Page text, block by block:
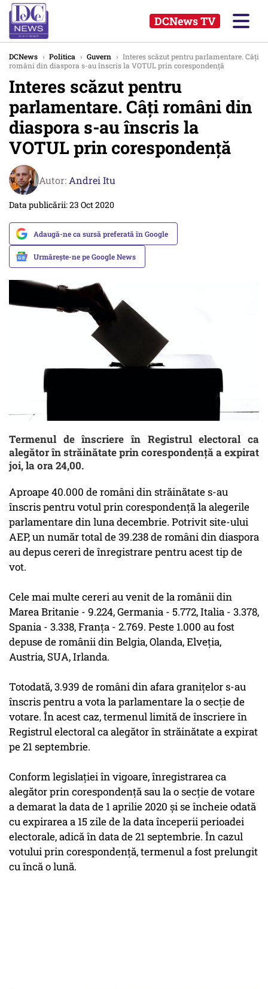
DCNews TV
DCNews › Politica › Guvern › Interes scăzut pentru parlamentare. Câți
români din diaspora s-au înscris la VOTUL prin corespondență
Interes scăzut pentru
parlamentare. Câți români din
diaspora s-au înscris la
VOTUL prin corespondență
Autor: Andrei Itu
Data publicării: 23 Oct 2020
Adaugă-ne ca sursă preferată în Google
Urmărește-ne pe Google News
Termenul de înscriere în Registrul electoral ca
alegător în străinătate prin corespondenţă a expirat
joi, la ora 24,00.
Aproape 40.000 de români din străinătate s-au
înscris pentru votul prin corespondenţă la alegerile
parlamentare din luna decembrie. Potrivit site-ului
AEP, un număr total de 39.238 de români din diaspora
au depus cereri de înregistrare pentru acest tip de
vot.
Cele mai multe cereri au venit de la românii din
Marea Britanie - 9.224, Germania - 5.772, Italia - 3.378,
Spania - 3.338, Franţa - 2.769. Peste 1.000 au fost
depuse de românii din Belgia, Olanda, Elveţia,
Austria, SUA, Irlanda.
Totodată, 3.939 de români din afara graniţelor s-au
înscris pentru a vota la parlamentare la o secţie de
votare. În acest caz, termenul limită de înscriere în
Registrul electoral ca alegător în străinătate a expirat
pe 21 septembrie.
Conform legislaţiei în vigoare, înregistrarea ca
alegător prin corespondenţă sau la o secţie de votare
a demarat la data de 1 aprilie 2020 şi se încheie odată
cu expirarea a 15 zile de la data începerii perioadei
electorale, adică în data de 21 septembrie. În cazul
votului prin corespondenţă, termenul a fost prelungit
cu încă o lună.